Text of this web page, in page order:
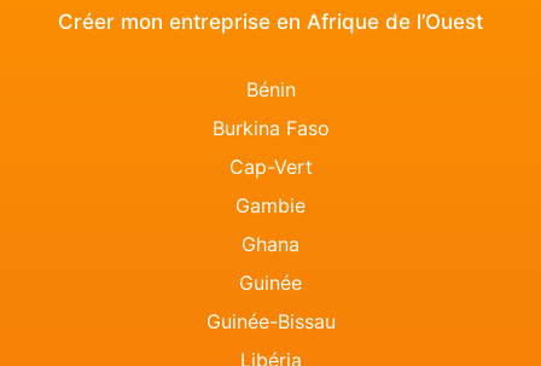
Créer mon entreprise en Afrique de l’Ouest
Bénin
Burkina Faso
Cap-Vert
Gambie
Ghana
Guinée
Guinée-Bissau
Libéria